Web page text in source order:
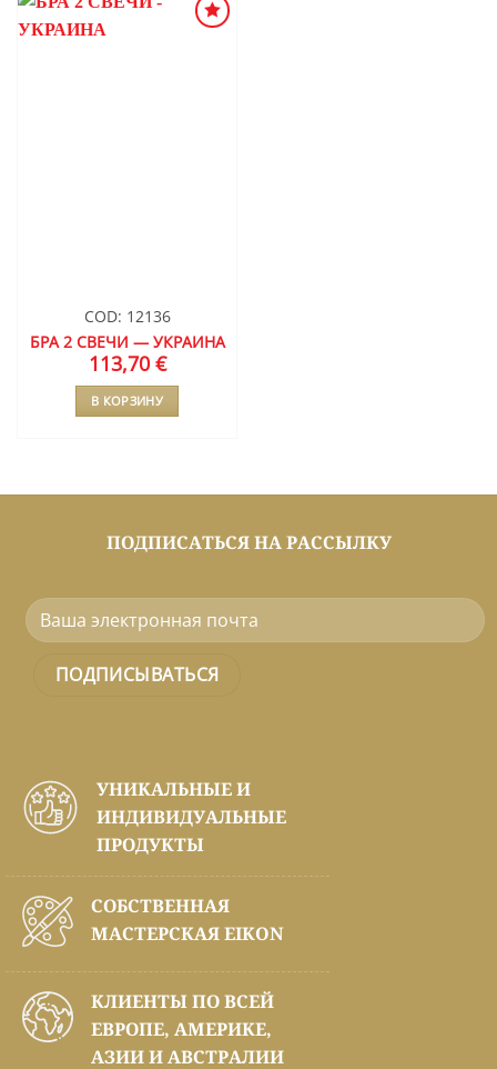
COD: 12136
БРА 2 СВЕЧИ — УКРАИНА
113,70 €
В КОРЗИНУ
ПОДПИСАТЬСЯ НА РАССЫЛКУ
УНИКАЛЬНЫЕ И
ИНДИВИДУАЛЬНЫЕ
ПРОДУКТЫ
СОБСТВЕННАЯ
МАСТЕРСКАЯ EIKON
КЛИЕНТЫ ПО ВСЕЙ
ЕВРОПЕ, АМЕРИКЕ,
АЗИИ И АВСТРАЛИИ